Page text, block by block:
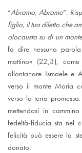
“Abramo, Abramo”.
figlio, il tuo diletto che
olocausto su di un
fa dire nessuna
mattino» (22,3),
allontanare Ismaele e
verso il monte Moria
verso la terra
mettendosi in
fedeltà-fiducia sta nel
felicità può essere la
donato.